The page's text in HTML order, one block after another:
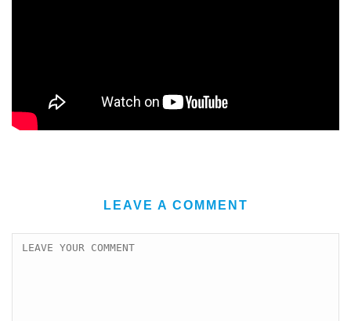
LEAVE A COMMENT